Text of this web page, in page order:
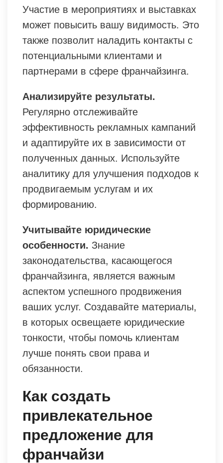
Участие в мероприятиях и выставках
может повысить вашу видимость. Это
также позволит наладить контакты с
потенциальными клиентами и
партнерами в сфере франчайзинга.
Анализируйте результаты.
Регулярно отслеживайте
эффективность рекламных кампаний
и адаптируйте их в зависимости от
полученных данных. Используйте
аналитику для улучшения подходов к
продвигаемым услугам и их
формированию.
Учитывайте юридические
особенности. Знание
законодательства, касающегося
франчайзинга, является важным
аспектом успешного продвижения
ваших услуг. Создавайте материалы,
в которых освещаете юридические
тонкости, чтобы помочь клиентам
лучше понять свои права и
обязанности.
Как создать
привлекательное
предложение для
франчайзи